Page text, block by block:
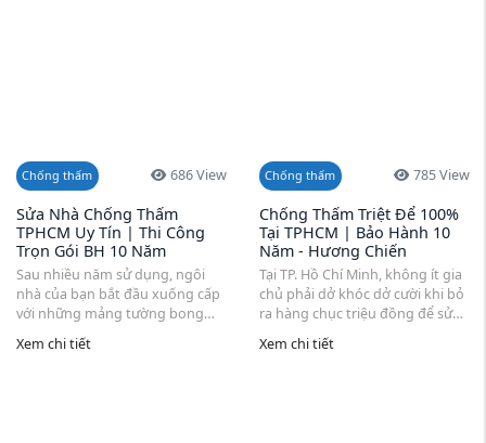
Chống thấm 686 View
Sửa Nhà Chống Thấm
TPHCM Uy Tín | Thi Công
Trọn Gói BH 10 Năm
Sau nhiều năm sử dụng, ngôi
nhà của bạn bắt đầu xuống cấp
với những mảng tường bong
tróc, trần nhà ố vàng và ẩm mốc
bốc mùi khó chịu. Việc ...
Xem chi tiết
Chống thấm 785 View
Chống Thấm Triệt Để 100%
Tại TPHCM | Bảo Hành 10
Năm - Hương Chiến
Tại TP. Hồ Chí Minh, không ít gia
chủ phải dở khóc dở cười khi bỏ
ra hàng chục triệu đồng để sửa
chữa nhưng chỉ sau một mùa
mưa, tình trạng thấm ...
Xem chi tiết